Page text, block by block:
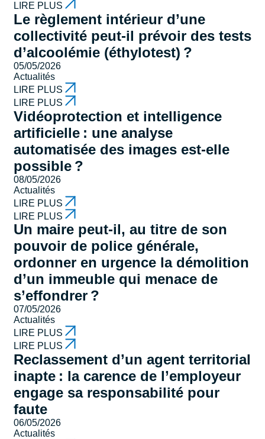
LIRE PLUS
Le règlement intérieur d’une
collectivité peut-il prévoir des tests
d’alcoolémie (éthylotest) ?
05/05/2026
Actualités
LIRE PLUS
LIRE PLUS
Vidéoprotection et intelligence
artificielle : une analyse
automatisée des images est-elle
possible ?
08/05/2026
Actualités
LIRE PLUS
LIRE PLUS
Un maire peut-il, au titre de son
pouvoir de police générale,
ordonner en urgence la démolition
d’un immeuble qui menace de
s’effondrer ?
07/05/2026
Actualités
LIRE PLUS
LIRE PLUS
Reclassement d’un agent territorial
inapte : la carence de l’employeur
engage sa responsabilité pour
faute
06/05/2026
Actualités